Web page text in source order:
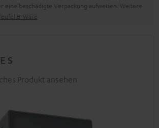
eine beschädigte Verpackung aufweisen. Weitere
B-Ware
S
Produkt ansehen